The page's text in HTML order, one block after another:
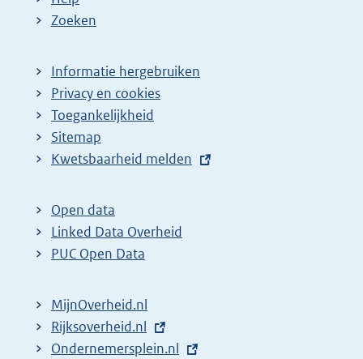
Zoeken
Informatie hergebruiken
Privacy en cookies
Toegankelijkheid
Sitemap
E
t
e
r
l
i
n
Kwetsbaarheid melden
Open data
Linked Data Overheid
PUC Open Data
MijnOverheid.nl
E
x
Rijksoverheid.nl
E
Ondernemersplein.nl